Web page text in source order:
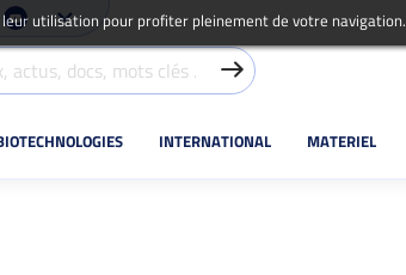
INTERNATIONAL MATERIEL
utilisation pour profiter pleinement de votre navigation.